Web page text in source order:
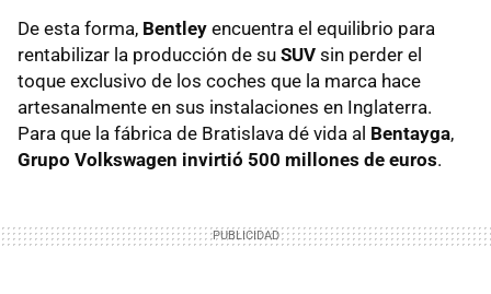
De esta forma, Bentley encuentra el equilibrio para
rentabilizar la producción de su SUV sin perder el
toque exclusivo de los coches que la marca hace
artesanalmente en sus instalaciones en Inglaterra.
Para que la fábrica de Bratislava dé vida al Bentayga,
Grupo Volkswagen invirtió 500 millones de euros.